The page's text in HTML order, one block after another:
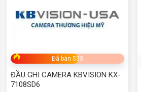
Đã bán 533
ĐẦU GHI CAMERA KBVISION KX-
7108SD6